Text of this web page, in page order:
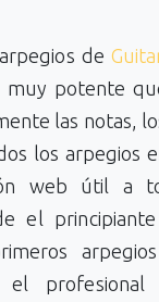
de
muy potente
las notas,
los arpegios
web útil a
el
el